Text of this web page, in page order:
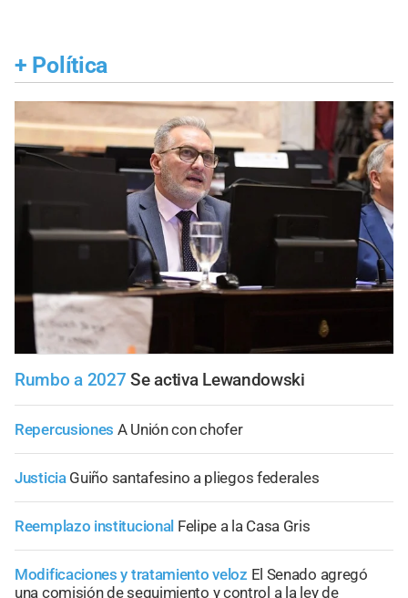
+ Política
Rumbo a 2027 Se activa Lewandowski
Repercusiones A Unión con chofer
Justicia Guiño santafesino a pliegos federales
Reemplazo institucional Felipe a la Casa Gris
Modificaciones y tratamiento veloz El Senado agregó
una comisión de seguimiento y control a la ley de